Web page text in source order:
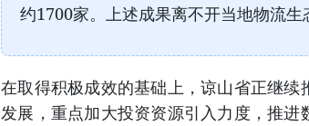
约1700家。上述成果离不开当地物流生
在取得积极成效的基础上，谅山省正继
发展，重点加大投资资源引入力度，推